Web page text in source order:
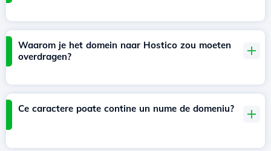
Waarom je het domein naar Hostico zou moeten
overdragen?
Ce caractere poate contine un nume de domeniu?